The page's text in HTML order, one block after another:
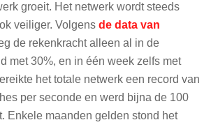
groeit. Het netwerk wordt steeds
veiliger. Volgensde data van
de rekenkracht alleen al in de
met 30%, en in één week zelfs met
het totale netwerk een record van
per seconde en werd bijna de 100
Enkele maanden gelden stond het